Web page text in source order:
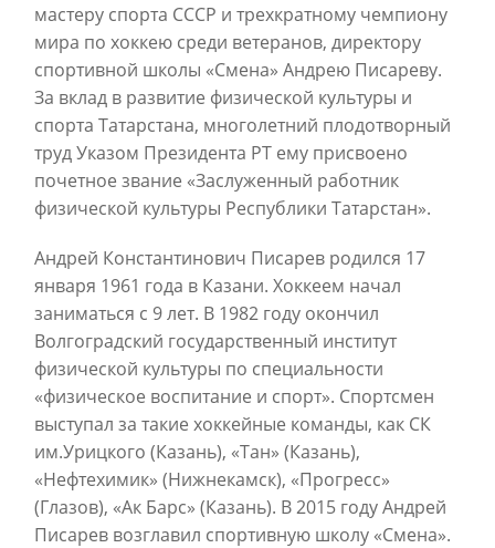
мастеру спорта СССР и трехкратному чемпиону
мира по хоккею среди ветеранов, директору
спортивной школы «Смена» Андрею Писареву.
За вклад в развитие физической культуры и
спорта Татарстана, многолетний плодотворный
труд Указом Президента РТ ему присвоено
почетное звание «Заслуженный работник
физической культуры Республики Татарстан».
Андрей Константинович Писарев родился 17
января 1961 года в Казани. Хоккеем начал
заниматься с 9 лет. В 1982 году окончил
Волгоградский государственный институт
физической культуры по специальности
«физическое воспитание и спорт». Спортсмен
выступал за такие хоккейные команды, как СК
им.Урицкого (Казань), «Тан» (Казань),
«Нефтехимик» (Нижнекамск), «Прогресс»
(Глазов), «Ак Барс» (Казань). В 2015 году Андрей
Писарев возглавил спортивную школу «Смена».